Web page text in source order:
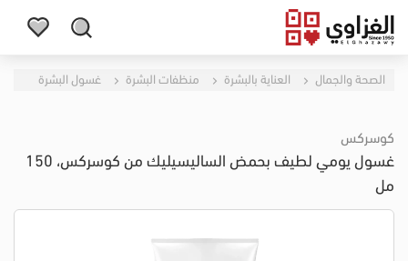
الصحة والجمال العناية بالبشرة منظفات البشرة غسول البشرة
كوسركس
غسول يومي لطيف بحمض الساليسيليك من كوسركس، 150
مل